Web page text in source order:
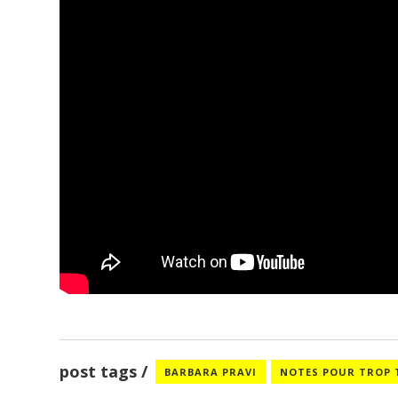
post tags BARBARA PRAVI NOTES POUR TROP